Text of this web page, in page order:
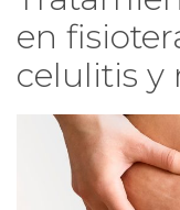
en
celulitis y